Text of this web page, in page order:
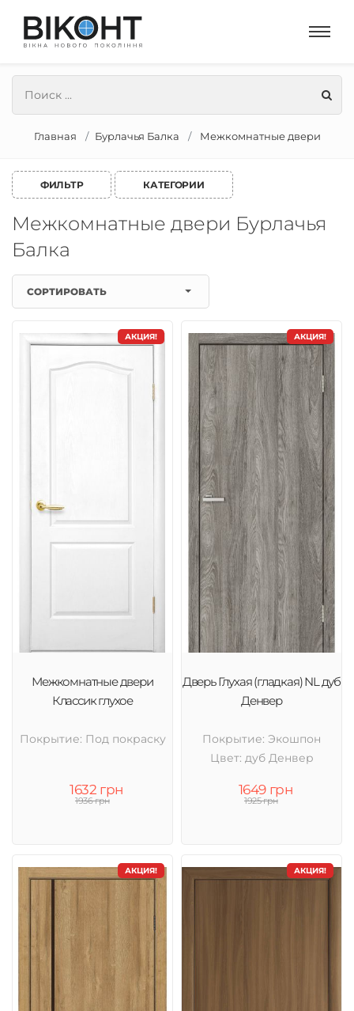
Главная Бурлачья Балка Межкомнатные двери
ФИЛЬТР КАТЕГОРИИ
Межкомнатные двери Бурлачья
Балка
СОРТИРОВАТЬ
АКЦИЯ!
Межкомнатные двери
Классик глухое
Покрытие: Под покраску
1632 грн
1936 грн
АКЦИЯ!
Дверь Глухая (гладкая) NL дуб
Денвер
Покрытие: Экошпон
Цвет: дуб Денвер
1649 грн
1925 грн
АКЦИЯ! АКЦИЯ!